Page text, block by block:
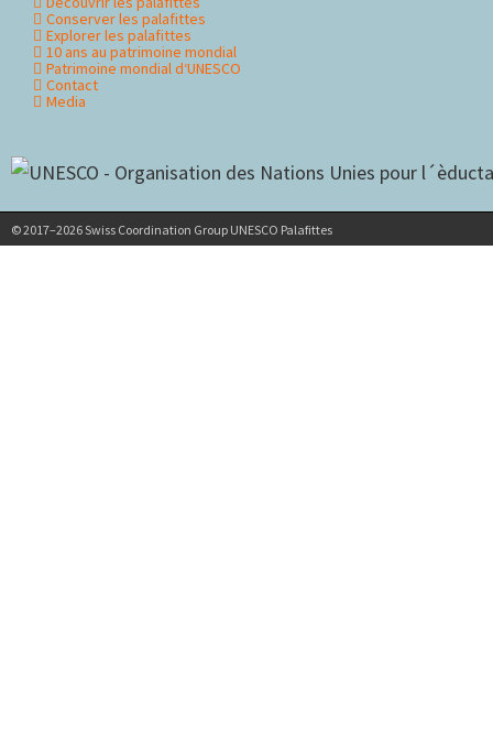
contenuConserver les palafittes
Explorer les palafittes
10 ans au patrimoine mondial
Patrimoine mondial d‘UNESCO
Contact
Media
© 2017–2026 Swiss Coordination Group UNESCO Palafittes